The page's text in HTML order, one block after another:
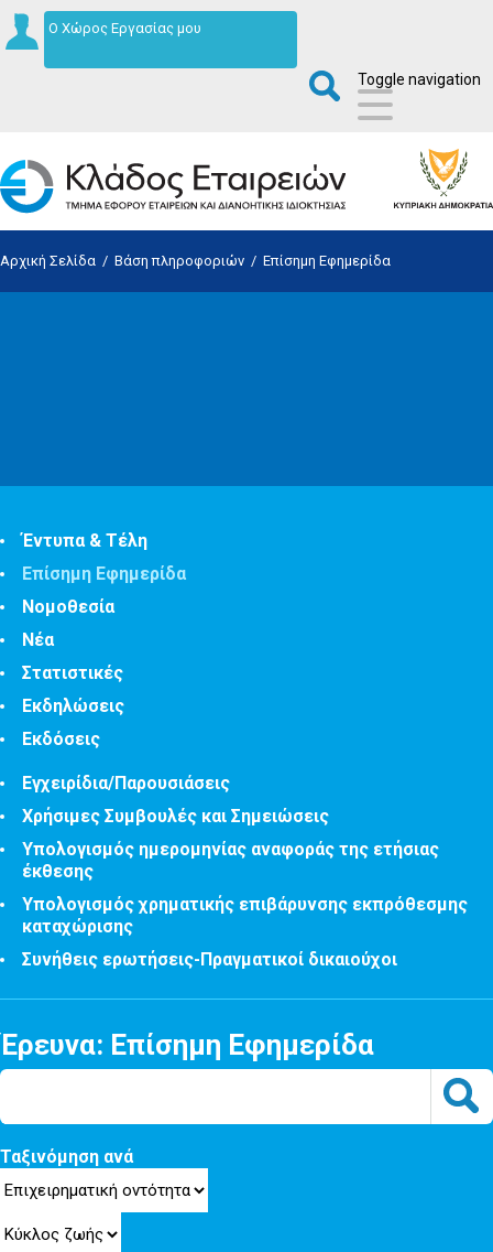
Ο Χώρος Εργασίας μου
Toggle navigation
Αρχική Σελίδα / Βάση πληροφοριών / Επίσημη Εφημερίδα
Έντυπα & Τέλη
Επίσημη Εφημερίδα
Νομοθεσία
Νέα
Στατιστικές
Εκδηλώσεις
Εκδόσεις
Εγχειρίδια/Παρουσιάσεις
Χρήσιμες Συμβουλές και Σημειώσεις
Υπολογισμός ημερομηνίας αναφοράς της ετήσιας
έκθεσης
Υπολογισμός χρηματικής επιβάρυνσης εκπρόθεσμης
καταχώρισης
Συνήθεις ερωτήσεις-Πραγματικοί δικαιούχοι
Έρευνα: Επίσημη Εφημερίδα
Ταξινόμηση ανά